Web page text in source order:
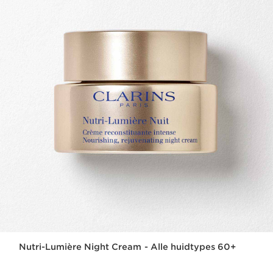
Nutri-Lumière Night Cream - Alle huidtypes 60+